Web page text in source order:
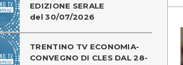
EDIZIONE SERALE
del 30/07/2026
TRENTINO TV ECONOMIA-
CONVEGNO DI CLES DAL 28-